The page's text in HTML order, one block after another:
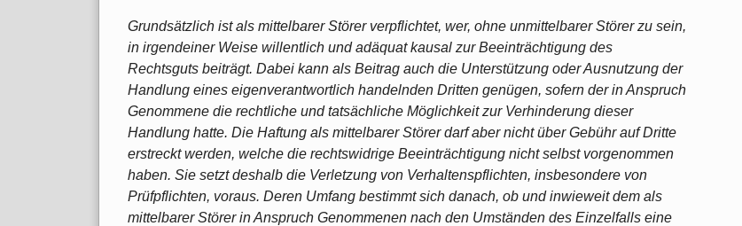
Grundsätzlich ist als mittelbarer Störer verpflichtet, wer, ohne unmittelbarer Störer zu sein,
in irgendeiner Weise willentlich und adäquat kausal zur Beeinträchtigung des
Rechtsguts beiträgt. Dabei kann als Beitrag auch die Unterstützung oder Ausnutzung der
Handlung eines eigenverantwortlich handelnden Dritten genügen, sofern der in Anspruch
Genommene die rechtliche und tatsächliche Möglichkeit zur Verhinderung dieser
Handlung hatte. Die Haftung als mittelbarer Störer darf aber nicht über Gebühr auf Dritte
erstreckt werden, welche die rechtswidrige Beeinträchtigung nicht selbst vorgenommen
haben. Sie setzt deshalb die Verletzung von Verhaltenspflichten, insbesondere von
Prüfpflichten, voraus. Deren Umfang bestimmt sich danach, ob und inwieweit dem als
mittelbarer Störer in Anspruch Genommenen nach den Umständen des Einzelfalls eine